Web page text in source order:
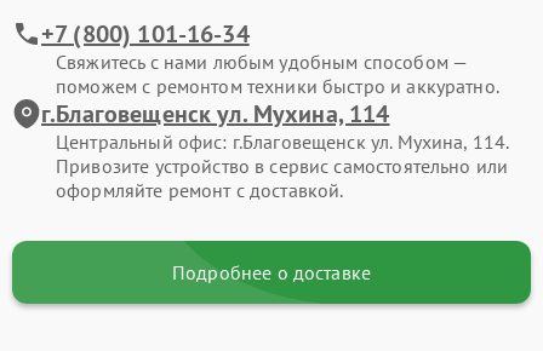
+7 (800) 101-16-34
Свяжитесь с нами любым удобным способом —
поможем с ремонтом техники быстро и аккуратно.
г.Благовещенск ул. Мухина, 114
Центральный офис: г.Благовещенск ул. Мухина, 114.
Привозите устройство в сервис самостоятельно или
оформляйте ремонт с доставкой.
Подробнее о доставке